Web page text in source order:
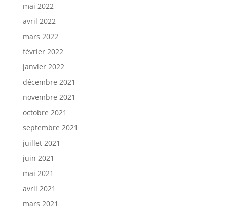
mai 2022
avril 2022
mars 2022
février 2022
janvier 2022
décembre 2021
novembre 2021
octobre 2021
septembre 2021
juillet 2021
juin 2021
mai 2021
avril 2021
mars 2021